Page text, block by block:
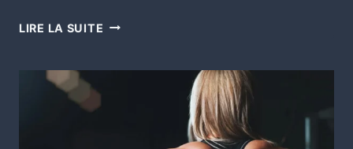
LIRE LA SUITE